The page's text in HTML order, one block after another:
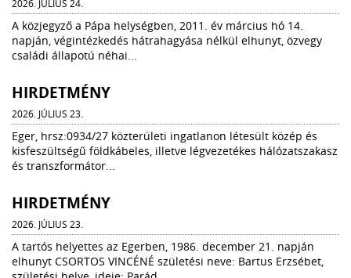
2026. JÚLIUS 24.
A közjegyző a Pápa helységben, 2011. év március hó 14.
napján, végintézkedés hátrahagyása nélkül elhunyt, özvegy
családi állapotú néhai...
HIRDETMÉNY
2026. JÚLIUS 23.
Eger, hrsz:0934/27 közterületi ingatlanon létesült közép és
kisfeszültségű földkábeles, illetve légvezetékes hálózatszakasz
és transzformátor...
HIRDETMÉNY
2026. JÚLIUS 23.
A tartós helyettes az Egerben, 1986. december 21. napján
elhunyt CSORTOS VINCÉNÉ születési neve: Bartus Erzsébet,